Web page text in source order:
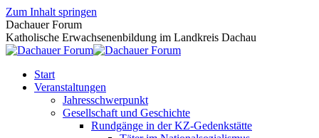
Zum Inhalt springen
Dachauer Forum
Katholische Erwachsenenbildung im Landkreis Dachau
Start
Veranstaltungen
Jahresschwerpunkt
Gesellschaft und Geschichte
Rundgänge in der KZ-Gedenkstätte